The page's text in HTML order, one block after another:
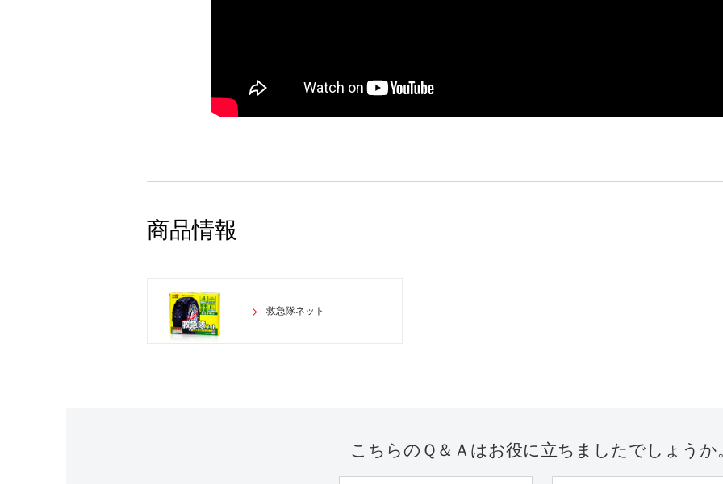
商品情報
救急隊ネット
こちらのＱ＆Ａは お役に立ちましたでしょうか